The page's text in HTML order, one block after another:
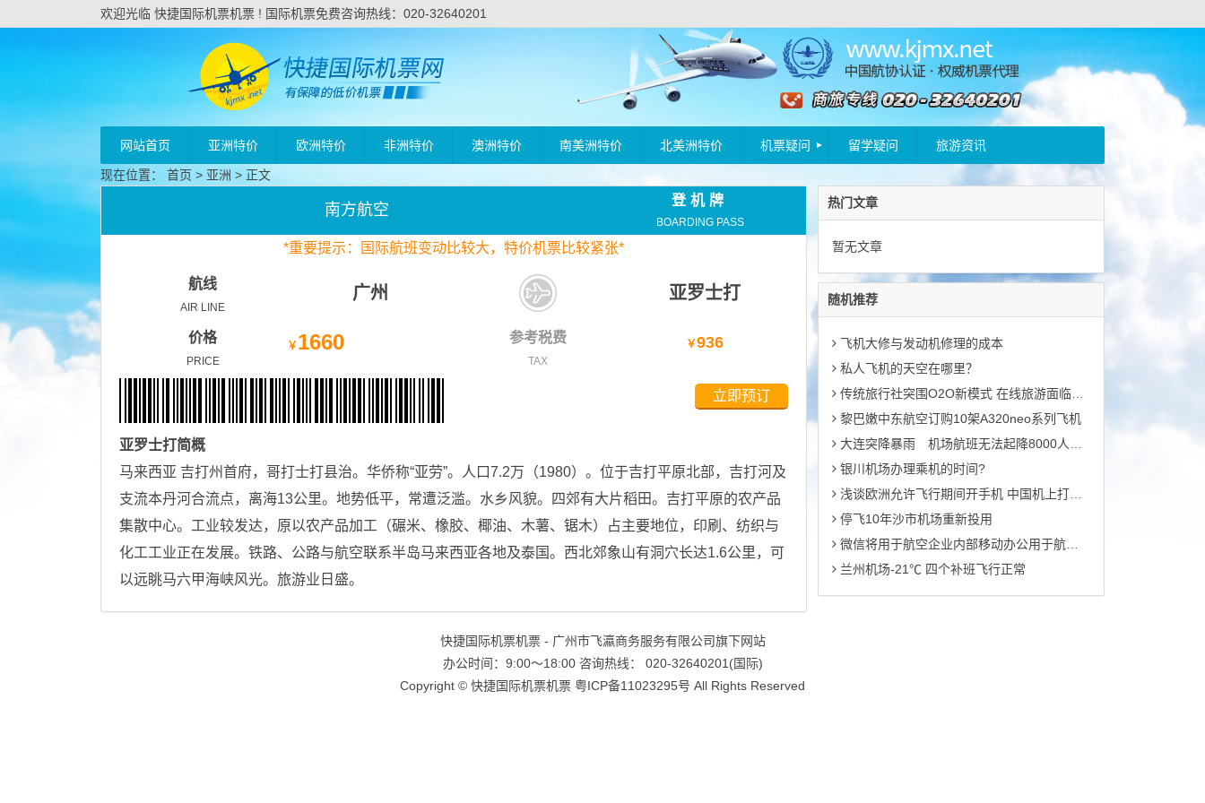
欢迎光临 快捷国际机票机票 ! 国际机票免费咨询热线：020-32640201
网站首页 亚洲特价 欧洲特价 非洲特价 澳洲特价 南美洲特价 北美洲特价 机票疑问 留学疑问 旅游资讯
现在位置： 首页 > 亚洲 > 正文
南方航空
登机牌
BOARDING PASS
*重要提示：国际航班变动比较大，特价机票比较紧张*
航线
AIR LINE
广州 亚罗士打
价格
PRICE
￥ 1660 参考税费
TAX
￥936
立即预订
亚罗士打简概
马来西亚 吉打州首府，哥打士打县治。华侨称“亚劳”。人口7.2万（1980）。位于吉打平原北部，吉打河及
支流本丹河合流点，离海13公里。地势低平，常遭泛滥。水乡风貌。四郊有大片稻田。吉打平原的农产品
集散中心。工业较发达，原以农产品加工（碾米、橡胶、椰油、木薯、锯木）占主要地位，印刷、纺织与
化工工业正在发展。铁路、公路与航空联系半岛马来西亚各地及泰国。西北郊象山有洞穴长达1.6公里，可
以远眺马六甲海峡风光。旅游业日盛。
热门文章
暂无文章
随机推荐
飞机大修与发动机修理的成本
私人飞机的天空在哪里？
传统旅行社突围O2O新模式 在线旅游面临翻倍机遇
黎巴嫩中东航空订购10架A320neo系列飞机
大连突降暴雨 机场航班无法起降8000人滞留
银川机场办理乘机的时间?
浅谈欧洲允许飞行期间开手机 中国机上打电话还有多远？
停飞10年沙市机场重新投用
微信将用于航空企业内部移动办公用于航班不正常客票的后续处理
兰州机场-21℃ 四个补班飞行正常
快捷国际机票机票 - 广州市飞瀛商务服务有限公司旗下网站
办公时间：9:00～18:00 咨询热线： 020-32640201(国际)
Copyright © 快捷国际机票机票 粤ICP备11023295号 All Rights Reserved